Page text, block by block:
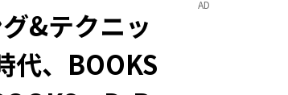
&テクニッ
代、BOOKS
AD